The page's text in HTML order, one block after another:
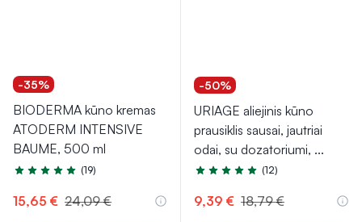
-35%
BIODERMA kūno kremas
ATODERM INTENSIVE
BAUME, 500 ml
Įvertinimas 4.9 iš 5
(19)
15,65 € 24,09 €
-50%
URIAGE aliejinis kūno
prausiklis sausai, jautriai
odai, su dozatoriumi, ...
Įvertinimas 4.9 iš 5
(12)
9,39 € 18,79 €